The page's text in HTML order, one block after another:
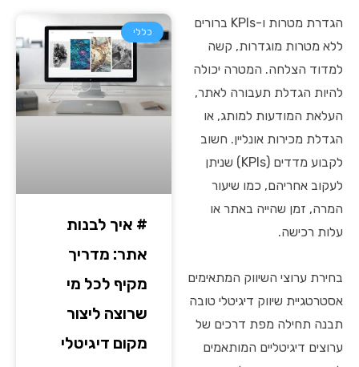
הגדרת מטרות ו-KPIs ברורים
ללא מטרות מוגדרות, קשה
למדוד הצלחה. המטרה יכולה
להיות הגדלת תעבורה לאתר,
העלאת המודעות למותג, או
הגדלת מכירות אונליין. חשוב
לקבוע מדדים (KPIs) שניתן
לעקוב אחריהם, כמו שיעור
המרה, זמן שהייה באתר או
עלות רכישה.
בחירת ערוצי השיווק המתאימים
אסטרטגיית שיווק דיגיטלי טובה
תבנה תחילה מפת דרכים של
ערוצים דיגיטליים המותאמים
כללי
# איך לבנות
אתר: מדריך
מקיף לכל מי
שרוצה ליצור
מקום דיגיטלי